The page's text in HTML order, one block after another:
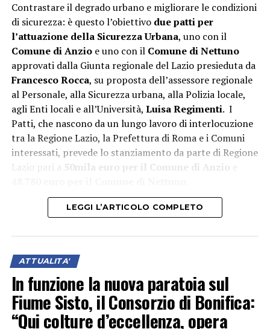
Contrastare il degrado urbano e migliorare le condizioni
di sicurezza: è questo l’obiettivo due patti per
l’attuazione della Sicurezza Urbana, uno con il
Comune di Anzioe uno con il Comune di Nettuno
approvati dalla Giunta regionale del Lazio presieduta da
Francesco Rocca, su proposta dell’assessore regionale
al Personale, alla Sicurezza urbana, alla Polizia locale,
agli Enti locali e all’Università, Luisa Regimenti. I
Patti, che nascono da un lungo lavoro di interlocuzione
tra la Regione Lazio, la Prefettura di Roma e i Comuni
interessati, prevede lo stanziamento da parte di Regione
Lazio pari a
50mila euro per il Comune di Anzio e
LEGGI L’ARTICOLO COMPLETO
ATTUALITA'
In funzione la nuova paratoia sul
Fiume Sisto, il Consorzio di Bonifica:
“Qui colture d’eccellenza, opera